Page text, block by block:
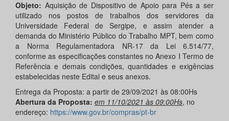
Objeto: Aquisição de Dispositivo de Apoio para Pés a ser
utilizado nos postos de trabalhos dos servidores da
Universidade Federal de Sergipe, e assim atender a
demanda do Ministério Público do Trabalho MPT, bem como
a Norma Regulamentadora NR-17 da Lei 6.514/77,
conforme as especificações constantes no Anexo I Termo de
Referência e demais condições, quantidades e exigências
estabelecidas neste Edital e seus anexos.
Entrega da Proposta: a partir de 29/09/2021 às 08:00Hs
Abertura da Proposta: em 11/10/2021 às 09:00Hs, no
endereço: https://www.gov.br/compras/pt-br